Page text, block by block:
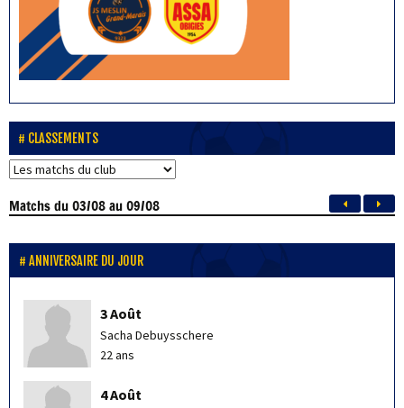
CLASSEMENTS
Matchsdu 03/08 au 09/08
ANNIVERSAIRE DU JOUR
3 Août
Sacha Debuysschere
22 ans
4 Août